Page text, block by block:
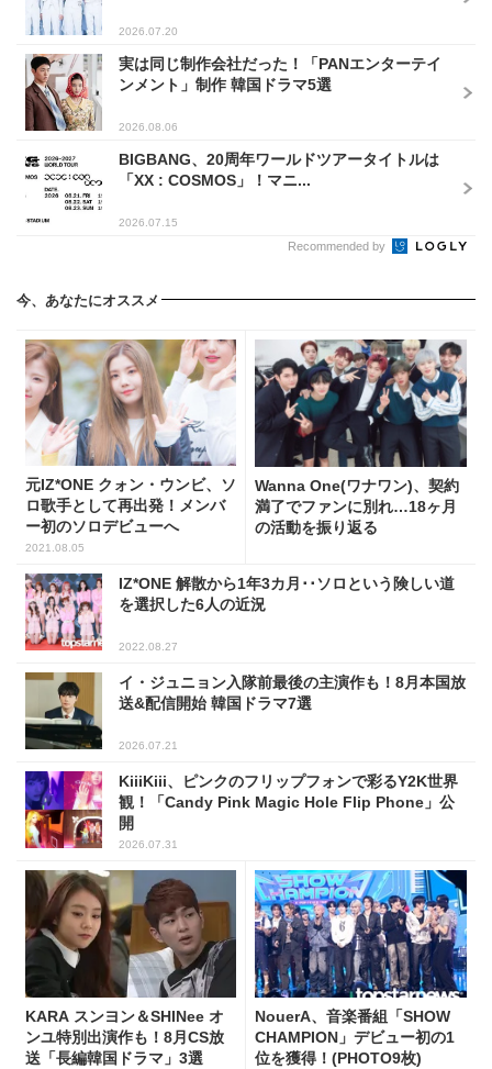
2026.07.20
実は同じ制作会社だった！「PANエンターテイ
ンメント」制作 韓国ドラマ5選
2026.08.06
BIGBANG、20周年ワールドツアータイトルは
「XX : COSMOS」！マニ...
2026.07.15
Recommended by
今、あなたにオススメ
元IZ*ONE クォン・ウンビ、ソ
ロ歌手として再出発！メンバ
ー初のソロデビューへ
2021.08.05
Wanna One(ワナワン)、契約
満了でファンに別れ…18ヶ月
の活動を振り返る
IZ*ONE 解散から1年3カ月･･ソロという険しい道
を選択した6人の近況
2022.08.27
イ・ジュニョン入隊前最後の主演作も！8月本国放
送&配信開始 韓国ドラマ7選
2026.07.21
KiiiKiii、ピンクのフリップフォンで彩るY2K世界
観！「Candy Pink Magic Hole Flip Phone」公
開
2026.07.31
KARA スンヨン＆SHINee オ
ンユ特別出演作も！8月CS放
送「長編韓国ドラマ」3選
NouerA、音楽番組「SHOW
CHAMPION」デビュー初の1
位を獲得！(PHOTO9枚)